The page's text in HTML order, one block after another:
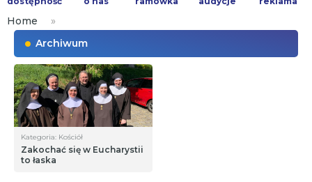
treści
Home
»
Archiwum
Kategoria: Kościół
Zakochać się w Eucharystii
to łaska